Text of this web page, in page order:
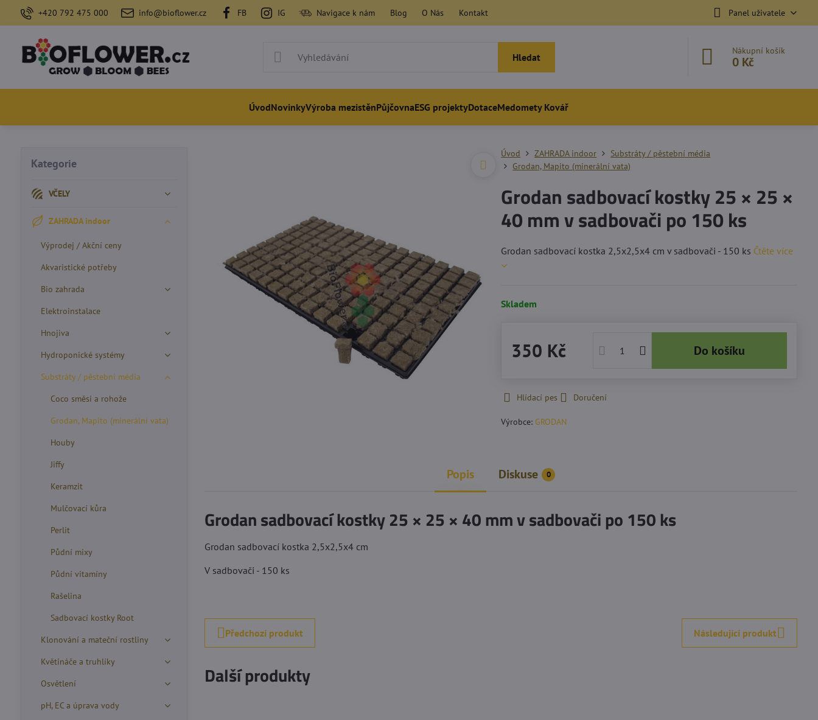
+420 792 475 000 info@bioflower.cz FB IG Navigace k nám Blog O Nás Kontakt Panel uživatele
Hledat
Nákupní košík
0 Kč
ÚvodNovinkyVýroba mezistěnPůjčovnaESG projektyDotaceMedomety Kovář
Úvod ZAHRADA indoor
Substráty / pěstební média
Grodan, Mapito (minerální vata)
Grodan sadbovací kostky 25 × 25 ×
40 mm v sadbovači po 150 ks
Grodan sadbovací kostka 2,5x2,5x4 cm v sadbovači - 150 ks Čtěte více
Skladem
350 Kč Do košíku
Hlídací pes Doručení
Výrobce: GRODAN
Popis Diskuse 0
Grodan sadbovací kostky 25 × 25 × 40 mm v sadbovači po 150 ks
Grodan sadbovací kostka 2,5x2,5x4 cm
V sadbovači - 150 ks
Předchozí produkt Následující produkt
Další produkty
Kategorie
VČELY
ZAHRADA indoor
Výprodej / Akční ceny
Akvaristické potřeby
Bio zahrada
Elektroinstalace
Hnojiva
Hydroponické systémy
Substráty / pěstební média
Coco směsi a rohože
Grodan, Mapito (minerální vata)
Houby
Jiffy
Keramzit
Mulčovací kůra
Perlit
Půdní mixy
Půdní vitamíny
Rašelina
Sadbovací kostky Root
Klonování a mateční rostliny
Květináče a truhlíky
Osvětlení
pH, EC a úprava vody